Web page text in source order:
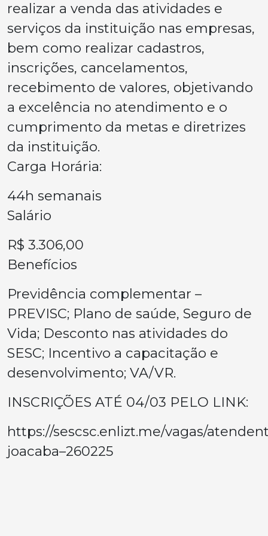
realizar a venda das atividades e
serviços da instituição nas empresas,
bem como realizar cadastros,
inscrições, cancelamentos,
recebimento de valores, objetivando
a excelência no atendimento e o
cumprimento da metas e diretrizes
da instituição.
Carga Horária:
44h semanais
Salário
R$ 3.306,00
Benefícios
Previdência complementar –
PREVISC; Plano de saúde, Seguro de
Vida; Desconto nas atividades do
SESC; Incentivo a capacitação e
desenvolvimento; VA/VR.
INSCRIÇÕES ATÉ 04/03 PELO LINK:
https://sescsc.enlizt.me/vagas/
joacaba–260225